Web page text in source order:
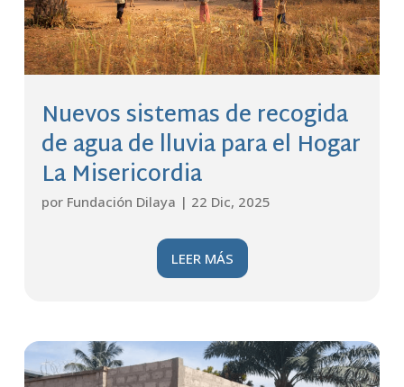
Nuevos sistemas de recogida
de agua de lluvia para el Hogar
La Misericordia
por Fundación Dilaya | 22 Dic, 2025
LEER MÁS